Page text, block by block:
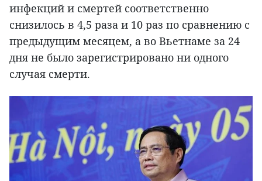
инфекций и смертей соответственно
снизилось в 4,5 раза и 10 раз по сравнению с
предыдущим месяцем, а во Вьетнаме за 24
дня не было зарегистрировано ни одного
случая смерти.